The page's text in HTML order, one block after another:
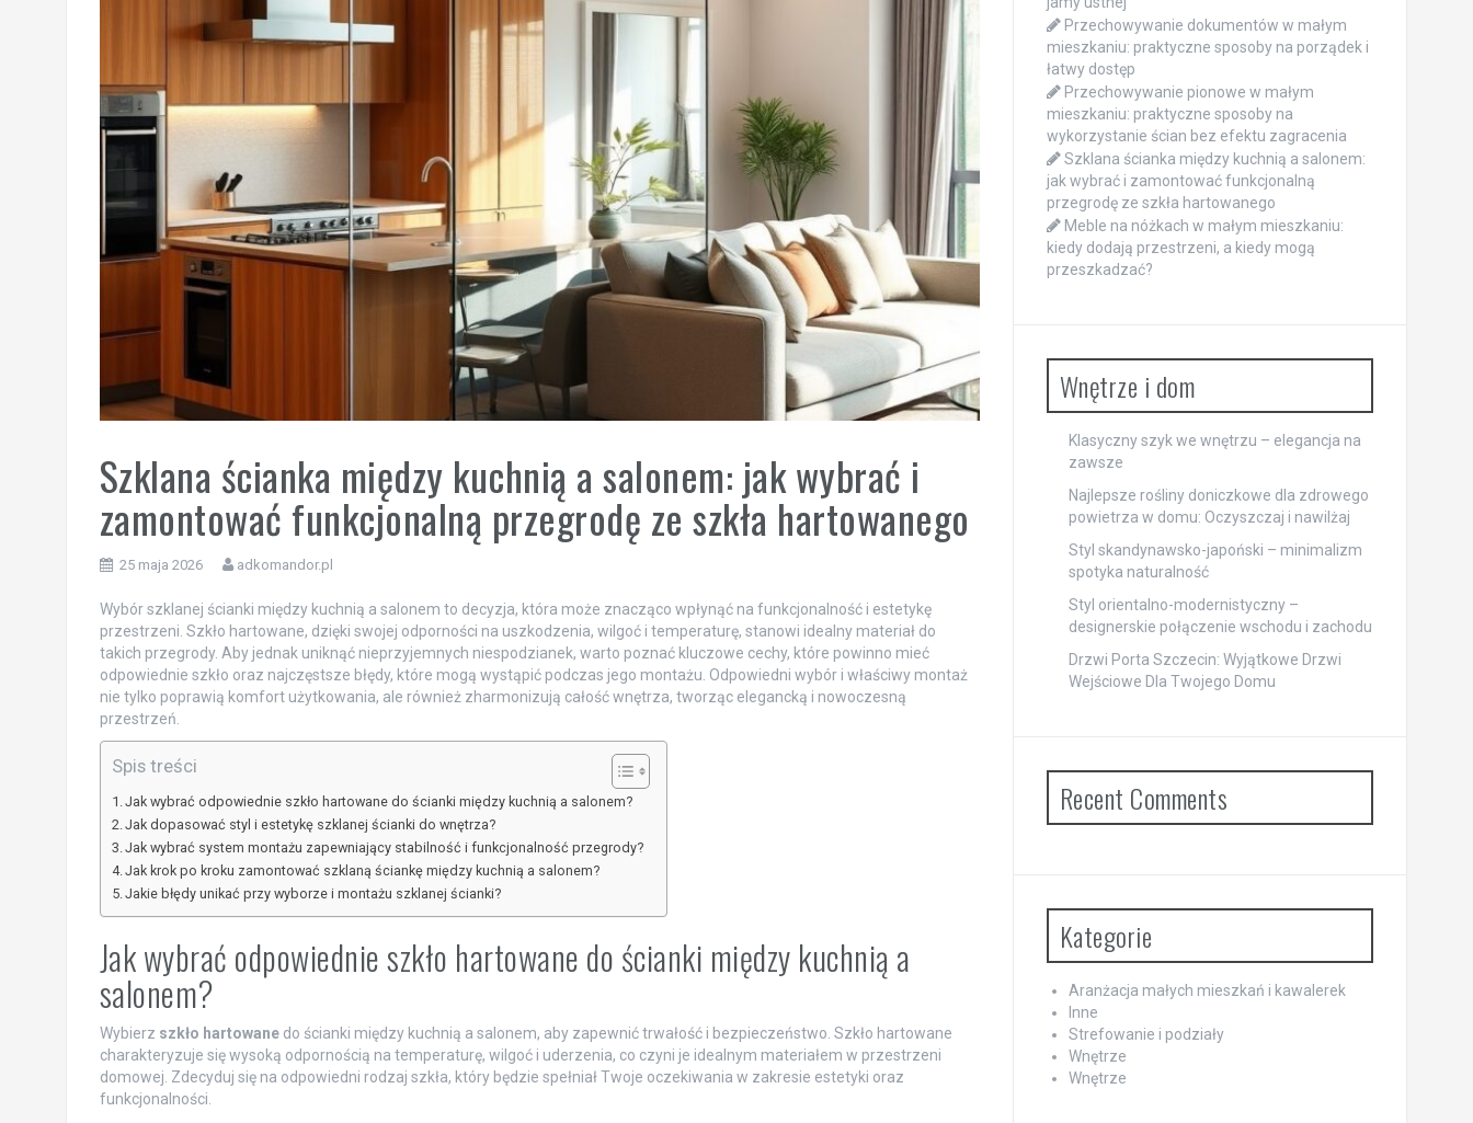
Szklana ścianka między kuchnią a salonem: jak wybrać i
zamontować funkcjonalną przegrodę ze szkła hartowanego
25 maja 2026 adkomandor.pl
Wybór szklanej ścianki między kuchnią a salonem to decyzja, która może znacząco wpłynąć na funkcjonalność i estetykę
przestrzeni. Szkło hartowane, dzięki swojej odporności na uszkodzenia, wilgoć i temperaturę, stanowi idealny materiał do
takich przegrody. Aby jednak uniknąć nieprzyjemnych niespodzianek, warto poznać kluczowe cechy, które powinno mieć
odpowiednie szkło oraz najczęstsze błędy, które mogą wystąpić podczas jego montażu. Odpowiedni wybór i właściwy montaż
nie tylko poprawią komfort użytkowania, ale również zharmonizują całość wnętrza, tworząc elegancką i nowoczesną
przestrzeń.
Spis treści
Jak wybrać odpowiednie szkło hartowane do ścianki między kuchnią a salonem?
Jak dopasować styl i estetykę szklanej ścianki do wnętrza?
Jak wybrać system montażu zapewniający stabilność i funkcjonalność przegrody?
Jak krok po kroku zamontować szklaną ściankę między kuchnią a salonem?
Jakie błędy unikać przy wyborze i montażu szklanej ścianki?
Jak wybrać odpowiednie szkło hartowane do ścianki między kuchnią a
salonem?
Wybierz szkło hartowanedo ścianki między kuchnią a salonem, aby zapewnić trwałość i bezpieczeństwo. Szkło hartowane
charakteryzuje się wysoką odpornością na temperaturę, wilgoć i uderzenia, co czyni je idealnym materiałem w przestrzeni
domowej. Zdecyduj się na odpowiedni rodzaj szkła, który będzie spełniał Twoje oczekiwania w zakresie estetyki oraz
funkcjonalności.
Przechowywanie dokumentów w małym
mieszkaniu: praktyczne sposoby na porządek i
łatwy dostęp
Przechowywanie pionowe w małym
mieszkaniu: praktyczne sposoby na
wykorzystanie ścian bez efektu zagracenia
Szklana ścianka między kuchnią a salonem:
jak wybrać i zamontować funkcjonalną
przegrodę ze szkła hartowanego
Meble na nóżkach w małym mieszkaniu:
kiedy dodają przestrzeni, a kiedy mogą
przeszkadzać?
Wnętrze i dom
Klasyczny szyk we wnętrzu – elegancja na
zawsze
Najlepsze rośliny doniczkowe dla zdrowego
powietrza w domu: Oczyszczaj i nawilżaj
Styl skandynawsko-japoński – minimalizm
spotyka naturalność
Styl orientalno-modernistyczny –
designerskie połączenie wschodu i zachodu
Drzwi Porta Szczecin: Wyjątkowe Drzwi
Wejściowe Dla Twojego Domu
Recent Comments
Kategorie
Aranżacja małych mieszkań i kawalerek
Inne
Strefowanie i podziały
Wnętrze
Wnętrze